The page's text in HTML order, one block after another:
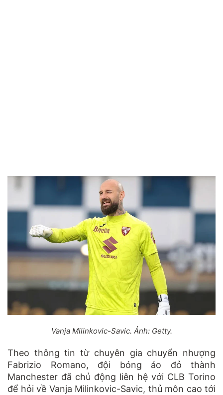
Vanja Milinkovic-Savic. Ảnh: Getty.
Theo thông tin từ chuyên gia chuyển nhượng
Fabrizio Romano, đội bóng áo đỏ thành
Manchester đã chủ động liên hệ với CLB Torino
để hỏi về Vanja Milinkovic-Savic, thủ môn cao tới